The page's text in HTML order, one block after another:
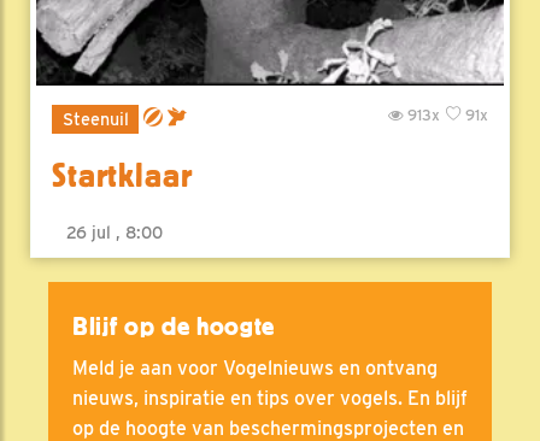
Steenuil 91x
913x
Startklaar
26 jul , 8:00
Blijf op de hoogte
Meld je aan voor Vogelnieuws en ontvang
nieuws, inspiratie en tips over vogels. En blijf
op de hoogte van beschermingsprojecten en